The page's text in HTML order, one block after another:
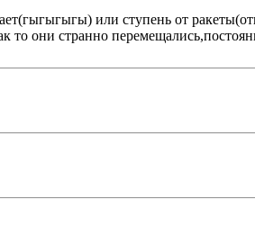
или ступень от
они странно